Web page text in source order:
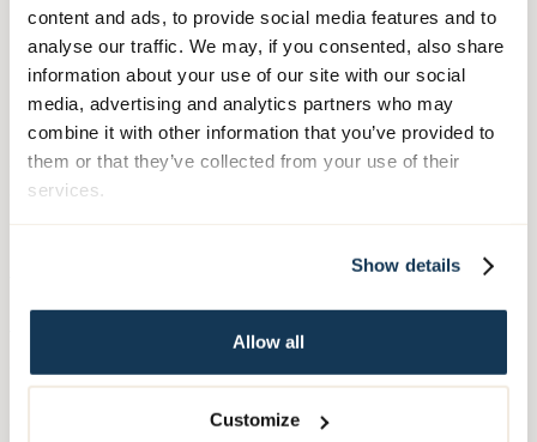
content and ads, to provide social media features and to
analyse our traffic. We may, if you consented, also share
information about your use of our site with our social
media, advertising and analytics partners who may
combine it with other information that you’ve provided to
them or that they’ve collected from your use of their
services.
Show details
Allow all
Customize
Du har egen kontaktperson
När du flyttar hit blir en av våra medarbetare din
kontaktperson. Kontaktpersonen ansvarar lite extra för din
omsorg och omvårdnad och du har även en
omvårdnadsansvarig sjuksköterska. Tillsammans med
kan ses som en överenskommelse om hur du önskar att din
Vi har återkommande aktiviteter som till
bakning, tipspromenader, balans och styrka, taktil massage
och manikyr. Vi har även tillgång till ett fint utegym i vår